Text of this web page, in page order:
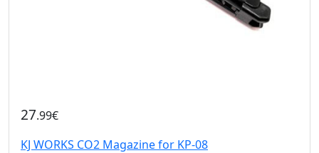
27.99€
KJ WORKS CO2 Magazine for KP-08